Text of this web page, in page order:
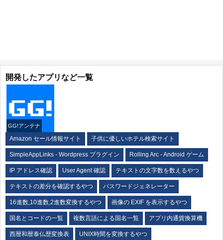
開発したアプリなど一覧
GG!アンテナ
Amazon セール情報サイト 子供に優しいホテル検索サイト
SimpleAppLinks - Wordpress プラグイン Rolling Arc - Android ゲーム
IP アドレス確認 User Agent 確認 テキストの文字数を数えるやつ
テキストの差分を確認するやつ パスワードジェネレーター
16進数,10進数,2進数変換するやつ 画像の EXIF を表示するやつ
国名とコードの一覧 複数言語による国名一覧 アプリ内通貨換算機
西暦和暦泰仏歴変換表 UNIX時間を変換するやつ